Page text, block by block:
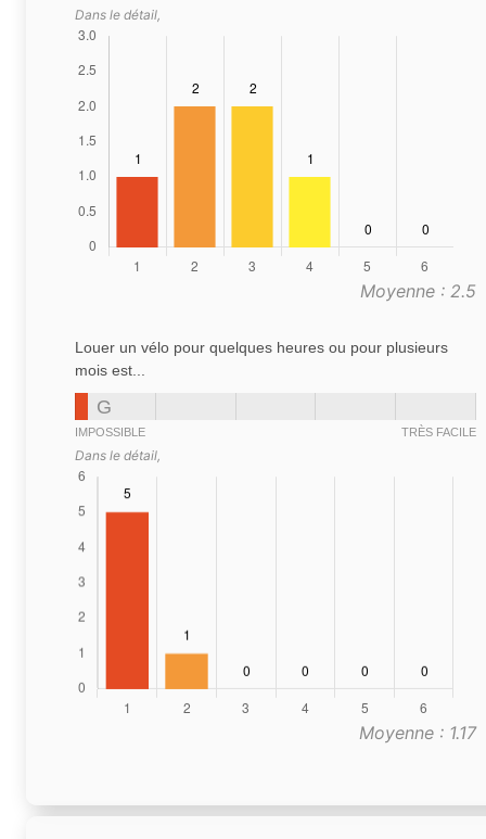
Dans le détail,
Moyenne : 2.5
Louer un vélo pour quelques heures ou pour plusieurs
mois est...
G
IMPOSSIBLE TRÈS FACILE
Dans le détail,
Moyenne : 1.17